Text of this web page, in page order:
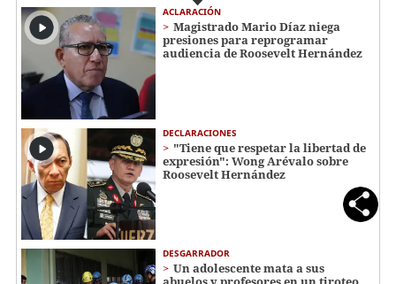
ACLARACIÓN
Magistrado Mario Díaz niega
presiones para reprogramar
audiencia de Roosevelt Hernández
DECLARACIONES
"Tiene que respetar la libertad de
expresión": Wong Arévalo sobre
Roosevelt Hernández
DESGARRADOR
Un adolescente mata a sus